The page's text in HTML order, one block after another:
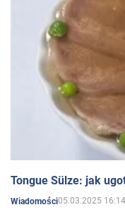
Tongue Sülze: jak
Wiadomości05.03.2025 16:14